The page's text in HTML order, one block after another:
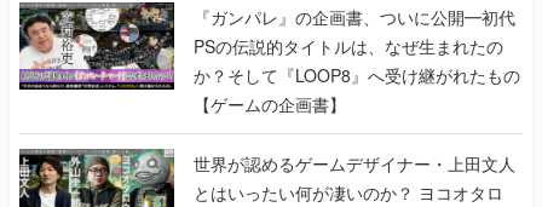
『ガンパレ』の企画書、ついに公開━初代
PSの伝説的タイトルは、なぜ生まれたの
か？そして『LOOP8』へ受け継がれたもの
【ゲームの企画書】
世界が認めるゲームデザイナー・上田文人
とはいったい何が凄いのか？ ヨコオタロ